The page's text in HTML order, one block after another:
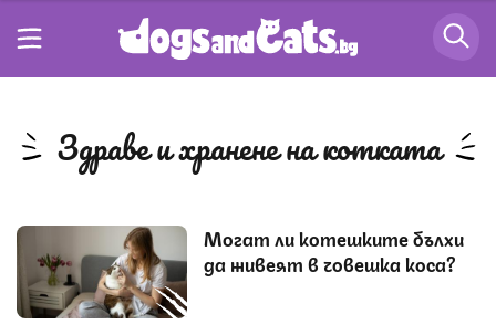
здраве и хранене на котката
Могат ли котешките бълхи
да живеят в човешка коса?